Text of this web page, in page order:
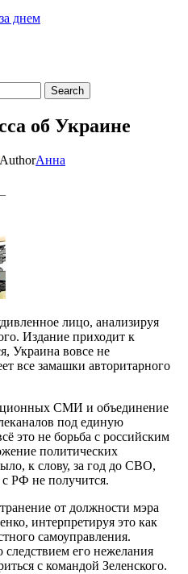
днем
об Украине
AuthorАнна
лицо, анализируя
Издание приходит к
Украина вовсе не
все замашки авторитарного
СМИ и объединение
под единую
это не борьба с российским
политических
к слову, за год до СВО,
с РФ не получится.
от должности мэра
интерпретируя это как
самоуправления.
его нежелания
с командой Зеленского.